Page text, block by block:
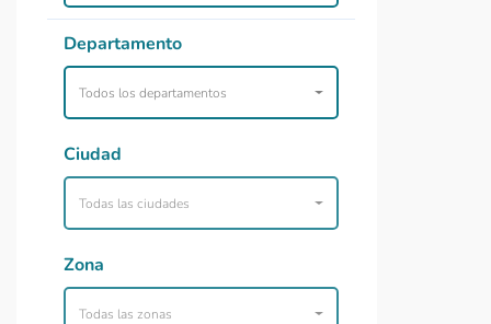
Departamento
Todos los departamentos
Ciudad
Todas las ciudades
Zona
Todas las zonas